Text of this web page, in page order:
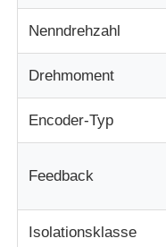
AC-SERVOMOTOR
Nenndrehzahl
Drehmoment
Encoder-Typ
Feedback
Isolationsklasse